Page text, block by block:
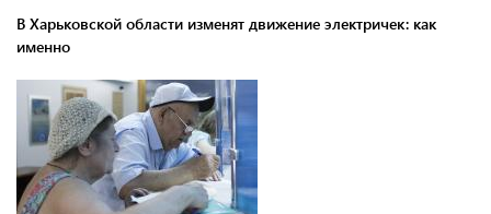
В Харьковской области изменят движение электричек: как
именно